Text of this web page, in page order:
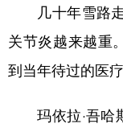
几十年雪路走
关节炎越来越重
到当年待过的医疗
玛依拉·吾哈